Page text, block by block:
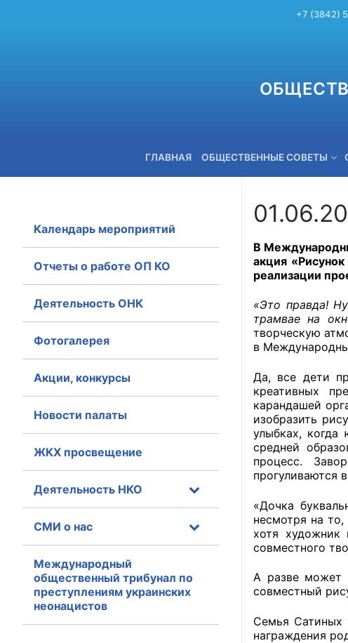
+7 (3842)
ГЛАВНАЯ ОБЩЕСТВЕННЫЕ СОВЕТЫ
+7 (3842) 58-82-40
Главная
Общественные советы
Общественные
исполнительной
Общественные
оказания услуг
О Палате
Структура Палаты
Экспертный совет
Совет ОП КО
В
акция
реализации
«Это правда!
трамвае на
творческую
в
Да, все дети
креативных
карандашей
изобразить
улыбках,
средней
процесс.
прогуливаются
«Дочка
несмотря на
хотя
совместного
А разве может
совместный
Семья Сатиных
награждения
Календарь мероприятий
Отчеты о работе ОП КО
Деятельность ОНК
Фотогалерея
Акции, конкурсы
Новости палаты
ЖКХ просвещение
Деятельность НКО
СМИ о нас
Международный
общественный трибунал по
преступлениям украинских
неонацистов